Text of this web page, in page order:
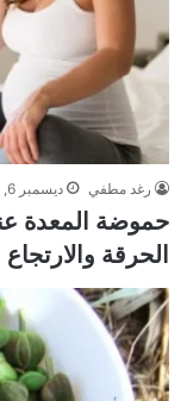
رغد مطفي ديسمبر 6, 2023
حموضة المعدة
الحرقة والارتجاع